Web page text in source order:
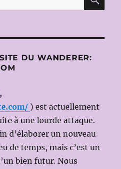
DU WANDERER:
) est actuellement
à une lourde attaque.
d’élaborer un nouveau
de temps, mais c’est un
bien futur. Nous